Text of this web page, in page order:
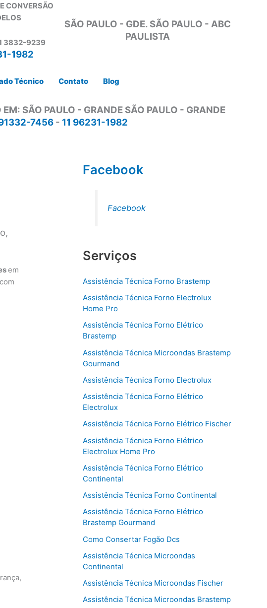
CONVERSÃO
3832-9239
1982
SÃO PAULO - GDE. SÃO PAULO - ABC
PAULISTA
Técnico Contato Blog
SÃO PAULO - GRANDE SÃO PAULO - GRANDE
7456- 11 96231-1982
em
Facebook
Facebook
Serviços
Assistência Técnica Forno Brastemp
Assistência Técnica Forno Electrolux
Home Pro
Assistência Técnica Forno Elétrico
Brastemp
Assistência Técnica Microondas Brastemp
Gourmand
Assistência Técnica Forno Electrolux
Assistência Técnica Forno Elétrico
Electrolux
Assistência Técnica Forno Elétrico Fischer
Assistência Técnica Forno Elétrico
Electrolux Home Pro
Assistência Técnica Forno Elétrico
Continental
Assistência Técnica Forno Continental
Assistência Técnica Forno Elétrico
Brastemp Gourmand
Como Consertar Fogão Dcs
Assistência Técnica Microondas
Continental
Assistência Técnica Microondas Fischer
Assistência Técnica Microondas Brastemp